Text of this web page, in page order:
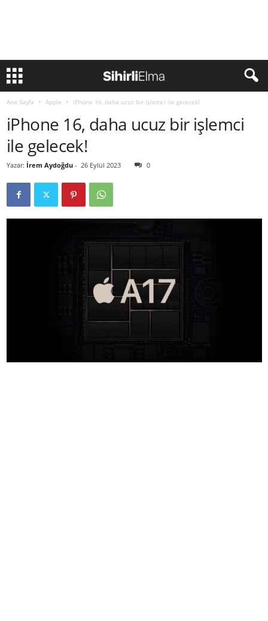
Ana Sayfa Apple iPhone 16, daha ucuz bir işlemci ile gelecek!
iPhone 16, daha ucuz bir işlemci
ile gelecek!
Yazar: İrem Aydoğdu - 26 Eylül 2023 0